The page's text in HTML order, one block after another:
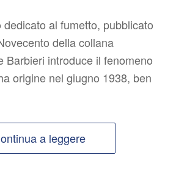
al fumetto, pubblicato
della collana
Barbieri introduce il fenomeno
origine nel giugno 1938, ben
a leggere